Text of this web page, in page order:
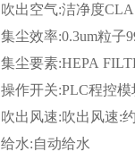
吹出空气:洁净度
集尘效率:0.3um粒子
集尘要素:HEPA
操作开关:PLC程控模
吹出风速:吹出风速:约
给水:自动给水